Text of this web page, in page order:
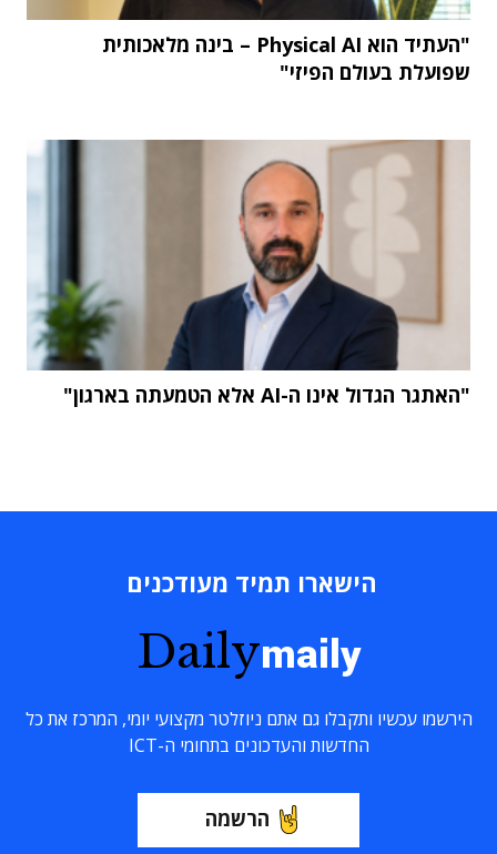
"העתיד הוא Physical AI – בינה מלאכותית
שפועלת בעולם הפיזי"
"האתגר הגדול אינו ה-AI אלא הטמעתה בארגון"
הישארו תמיד מעודכנים
Dailymaily
הירשמו עכשיו ותקבלו גם אתם ניוזלטר מקצועי יומי, המרכז את כל
החדשות והעדכונים בתחומי ה-ICT
הרשמה